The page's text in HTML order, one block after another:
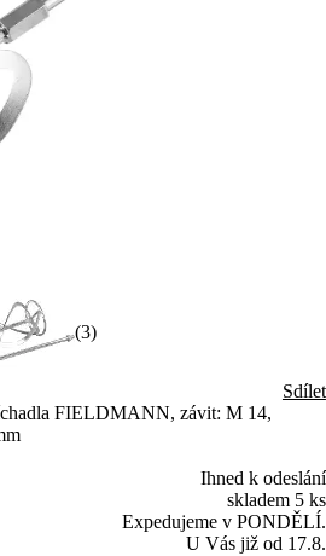
(3)
Sdílet
FIELDMANN, závit: M 14,
Ihned k odeslání
skladem 5 ks
Expedujeme v PONDĚLÍ.
U Vás již od 17.8.